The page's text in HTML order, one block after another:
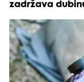
zadržava